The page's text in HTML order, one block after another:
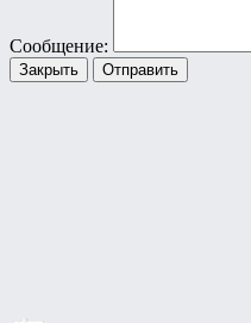
Сообщение:
Закрыть Отправить